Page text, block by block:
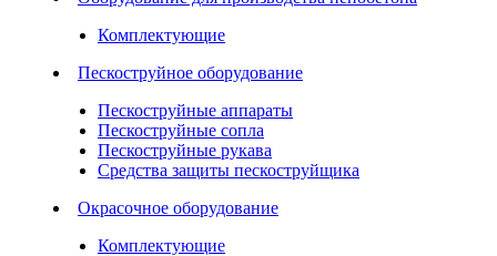
Комплектующие
Пескоструйное оборудование
Пескоструйные аппараты
Пескоструйные сопла
Пескоструйные рукава
Средства защиты пескоструйщика
Окрасочное оборудование
Комплектующие